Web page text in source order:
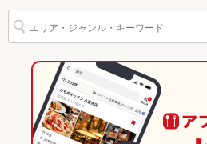
駐車場 なし ：＊コインパーキングあり
バンド演奏 可
その他設備 －
その他
県庁前駅 × 居酒屋
県庁前駅 × 和風
創作料理
国際通り × 創作料理
国際通り × 和風
沖縄 × 居酒屋
沖縄のグルメランキング
沖縄の居酒屋ランキング
那覇のグルメランキング
那覇の居酒屋ランキング